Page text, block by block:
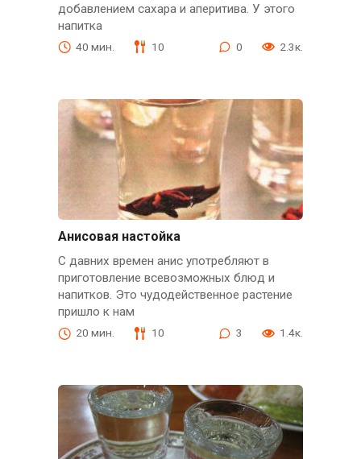
добавлением сахара и аперитива. У этого
напитка
40 мин. 10 0 2.3к.
Анисовая настойка
С давних времен анис употребляют в
приготовление всевозможных блюд и
напитков. Это чудодейственное растение
пришло к нам
20 мин. 10 3 1.4к.